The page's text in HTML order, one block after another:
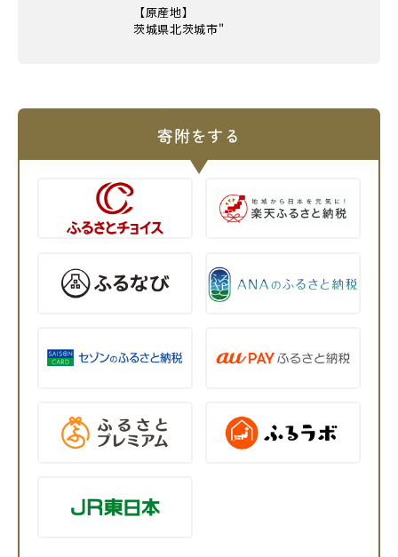
【原産地】
茨城県北茨城市"
寄附をする